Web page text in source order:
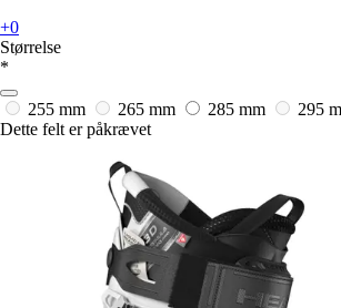
+0
Størrelse
*
255 mm 265 mm 285 mm 295
Dette felt er påkrævet